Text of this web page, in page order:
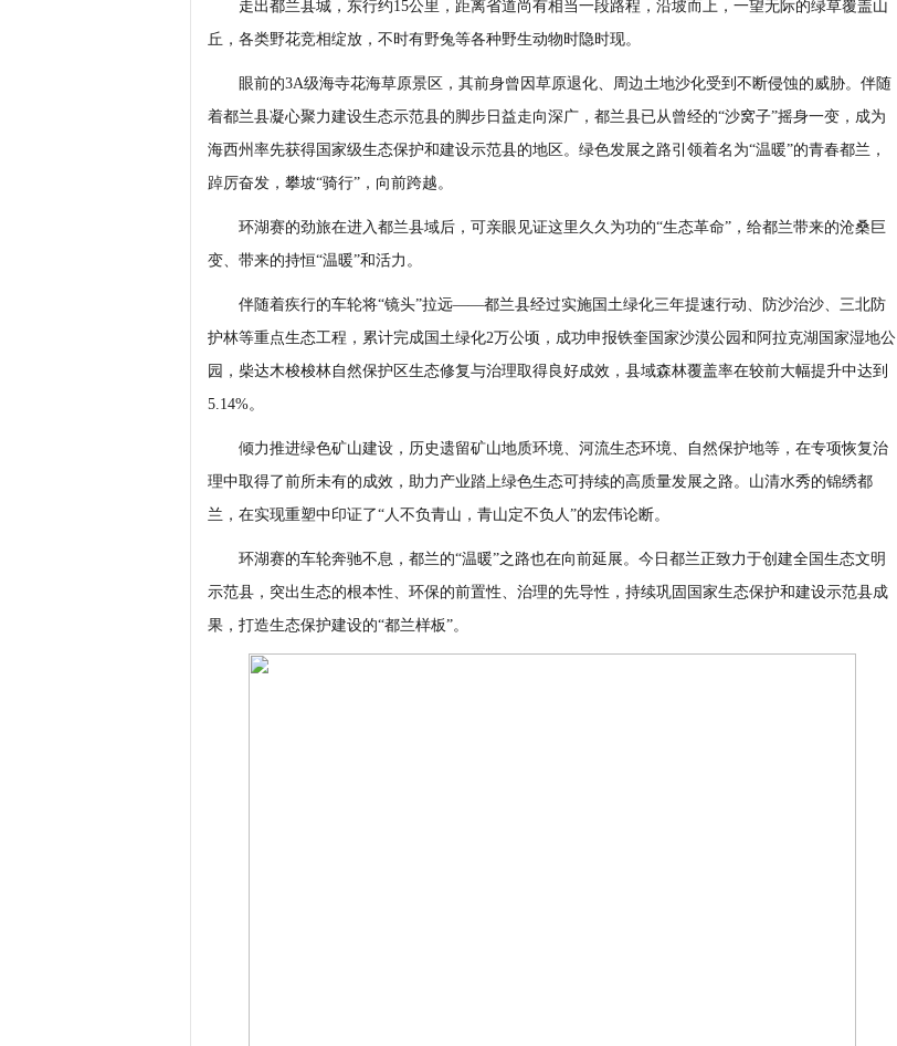
走出都兰县城，东行约15公里，距离省道尚有相当一段路程，沿坡而上，一望无际的绿草覆盖山
丘，各类野花竞相绽放，不时有野兔等各种野生动物时隐时现。
眼前的3A级海寺花海草原景区，其前身曾因草原退化、周边土地沙化受到不断侵蚀的威胁。伴随
着都兰县凝心聚力建设生态示范县的脚步日益走向深广，都兰县已从曾经的“沙窝子”摇身一变，成为
海西州率先获得国家级生态保护和建设示范县的地区。绿色发展之路引领着名为“温暖”的青春都兰，
踔厉奋发，攀坡“骑行”，向前跨越。
环湖赛的劲旅在进入都兰县域后，可亲眼见证这里久久为功的“生态革命”，给都兰带来的沧桑巨
变、带来的持恒“温暖”和活力。
伴随着疾行的车轮将“镜头”拉远——都兰县经过实施国土绿化三年提速行动、防沙治沙、三北防
护林等重点生态工程，累计完成国土绿化2万公顷，成功申报铁奎国家沙漠公园和阿拉克湖国家湿地公
园，柴达木梭梭林自然保护区生态修复与治理取得良好成效，县域森林覆盖率在较前大幅提升中达到
5.14%。
倾力推进绿色矿山建设，历史遗留矿山地质环境、河流生态环境、自然保护地等，在专项恢复治
理中取得了前所未有的成效，助力产业踏上绿色生态可持续的高质量发展之路。山清水秀的锦绣都
兰，在实现重塑中印证了“人不负青山，青山定不负人”的宏伟论断。
环湖赛的车轮奔驰不息，都兰的“温暖”之路也在向前延展。今日都兰正致力于创建全国生态文明
示范县，突出生态的根本性、环保的前置性、治理的先导性，持续巩固国家生态保护和建设示范县成
果，打造生态保护建设的“都兰样板”。